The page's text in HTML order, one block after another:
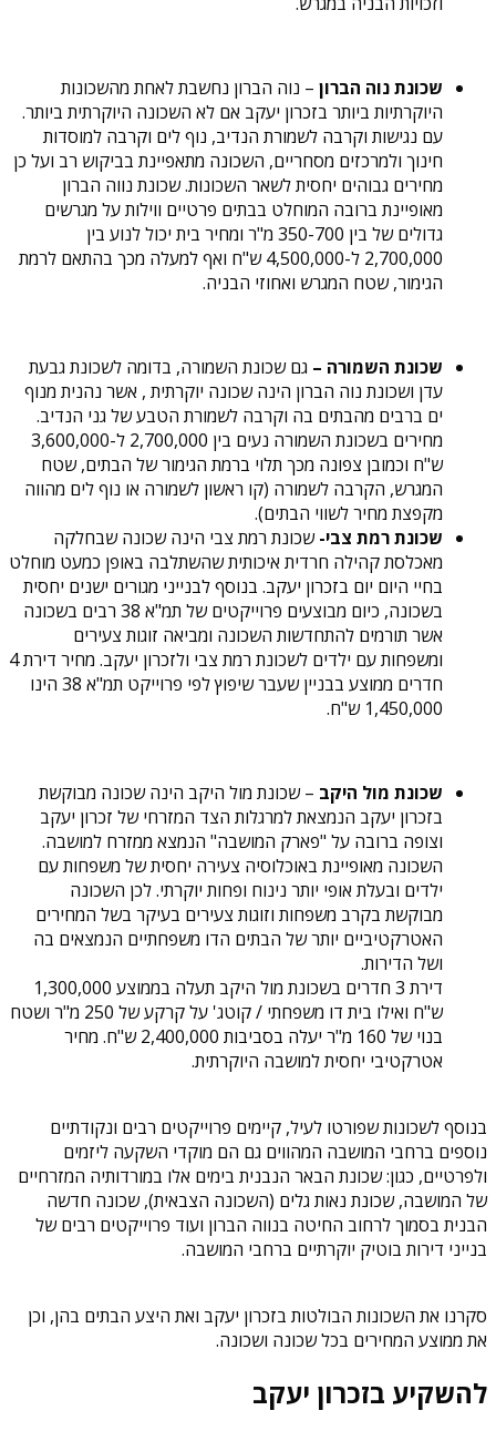
שכונת נוה הברון – נוה הברון נחשבת לאחת מהשכונות
היוקרתיות ביותר בזכרון יעקב אם לא השכונה היוקרתית ביותר.
עם נגישות וקרבה לשמורת הנדיב, נוף לים וקרבה למוסדות
חינוך ולמרכזים מסחריים, השכונה מתאפיינת בביקוש רב ועל כן
מחירים גבוהים יחסית לשאר השכונות. שכונת נווה הברון
מאופיינת ברובה המוחלט בבתים פרטיים ווילות על מגרשים
גדולים של בין 350-700 מ"ר ומחיר בית יכול לנוע בין
2,700,000 ל-4,500,000 ש"ח ואף למעלה מכך בהתאם לרמת
הגימור, שטח המגרש ואחוזי הבניה.
שכונת השמורה – גם שכונת השמורה, בדומה לשכונת גבעת
עדן ושכונת נוה הברון הינה שכונה יוקרתית , אשר נהנית מנוף
ים ברבים מהבתים בה וקרבה לשמורת הטבע של גני הנדיב.
מחירים בשכונת השמורה נעים בין 2,700,000 ל-3,600,000
ש"ח וכמובן צפונה מכך תלוי ברמת הגימור של הבתים, שטח
המגרש, הקרבה לשמורה (קו ראשון לשמורה או נוף לים מהווה
מקפצת מחיר לשווי הבתים).
שכונת רמת צבי-שכונת רמת צבי הינה שכונה שבחלקה
מאכלסת קהילה חרדית איכותית שהשתלבה באופן כמעט מוחלט
בחיי היום יום בזכרון יעקב. בנוסף לבנייני מגורים ישנים יחסית
בשכונה, כיום מבוצעים פרוייקטים של תמ"א 38 רבים בשכונה
אשר תורמים להתחדשות השכונה ומביאה זוגות צעירים
ומשפחות עם ילדים לשכונת רמת צבי ולזכרון יעקב. מחיר דירת 4
חדרים ממוצע בבניין שעבר שיפוץ לפי פרוייקט תמ"א 38 הינו
1,450,000 ש"ח.
שכונת מול היקב – שכונת מול היקב הינה שכונה מבוקשת
בזכרון יעקב הנמצאת למרגלות הצד המזרחי של זכרון יעקב
וצופה ברובה על "פארק המושבה" הנמצא ממזרח למושבה.
השכונה מאופיינת באוכלוסיה צעירה יחסית של משפחות עם
ילדים ובעלת אופי יותר נינוח ופחות יוקרתי. לכן השכונה
מבוקשת בקרב משפחות וזוגות צעירים בעיקר בשל המחירים
האטרקטיביים יותר של הבתים הדו משפחתיים הנמצאים בה
ושל הדירות.
דירת 3 חדרים בשכונת מול היקב תעלה בממוצע 1,300,000
ש"ח ואילו בית דו משפחתי / קוטג' על קרקע של 250 מ"ר ושטח
בנוי של 160 מ"ר יעלה בסביבות 2,400,000 ש"ח. מחיר
אטרקטיבי יחסית למושבה היוקרתית.
בנוסף לשכונות שפורטו לעיל, קיימים פרוייקטים רבים ונקודתיים
נוספים ברחבי המושבה המהווים גם הם מוקדי השקעה ליזמים
ולפרטיים, כגון: שכונת הבאר הנבנית בימים אלו במורדותיה המזרחיים
של המושבה, שכונת נאות גלים (השכונה הצבאית), שכונה חדשה
הבנית בסמוך לרחוב החיטה בנווה הברון ועוד פרוייקטים רבים של
בנייני דירות בוטיק יוקרתיים ברחבי המושבה.
סקרנו את השכונות הבולטות בזכרון יעקב ואת היצע הבתים בהן, וכן
את ממוצע המחירים בכל שכונה ושכונה.
להשקיע בזכרון יעקב